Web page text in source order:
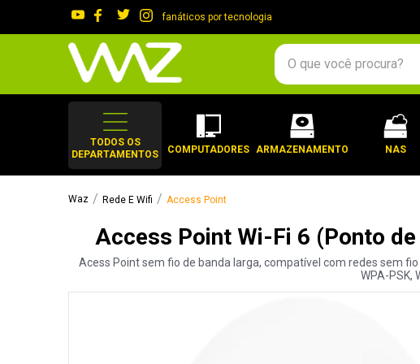
fanáticos por tecnologia
O que você procura?
TODOS OS
DEPARTAMENTOS
COMPUTADORES ARMAZENAMENTO NAS
Rede E Wifi Access Point
Access Point Wi-Fi 6 (Ponto
Acess Point sem fio de banda larga, compatível com redes sem
WPA-PSK,
gabinete
2º
keychron
5º
openbox
6º
jonsbo